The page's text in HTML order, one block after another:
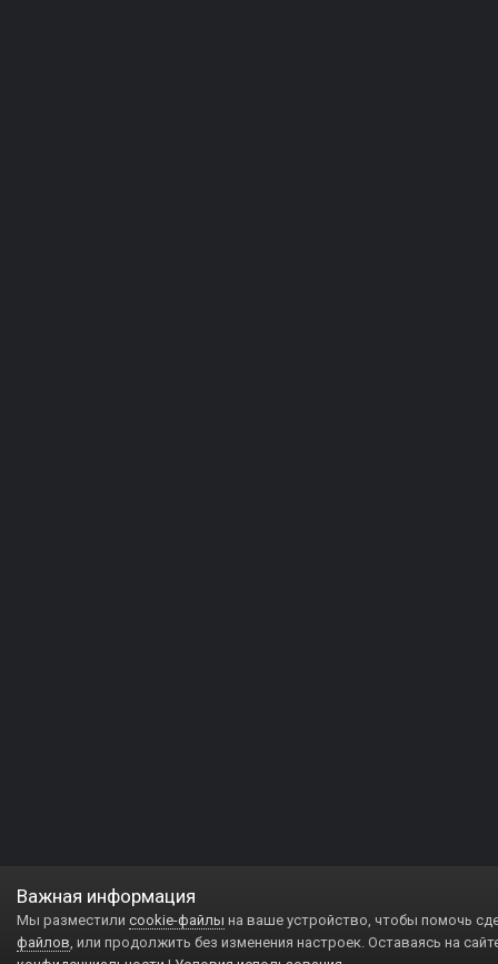
Важная информация
Мы разместили cookie-файлы на ваше устройство, чтобы помочь
файлов, или продолжить без изменения настроек. Оставаясь на